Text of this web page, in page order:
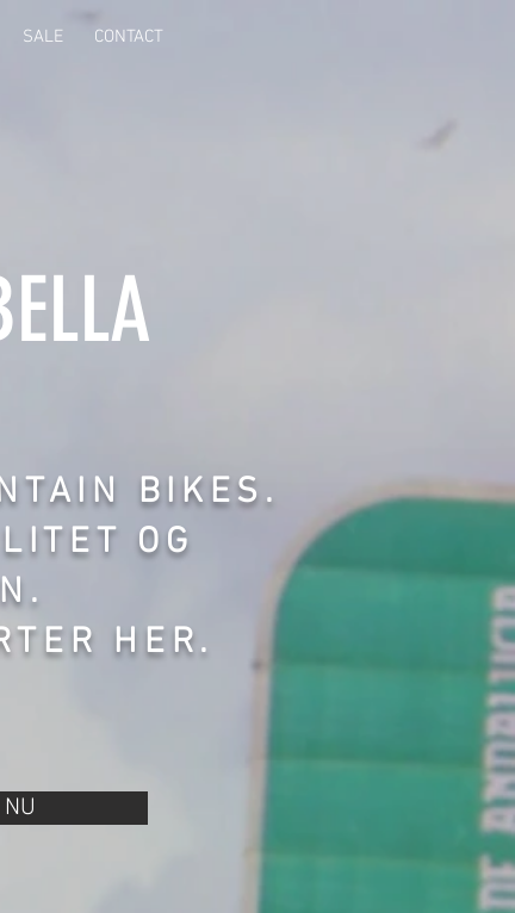
SALE CONTACT
BIKES.
OG
HER.